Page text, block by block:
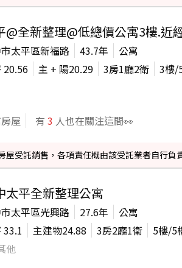
@全新整理@低總價公寓3樓.近
太平區新福路 43.7年
公寓
20.56 主 + 陽20.29 3房1廳2衛 3樓/
屋 有 3 人也在關注這間👀
受託銷售，各項責任概由該受託業者自行負
太平全新整理公寓
太平區光興路 27.6年
公寓
33.1 主建物24.88 3房2廳1衛 5樓/5
他